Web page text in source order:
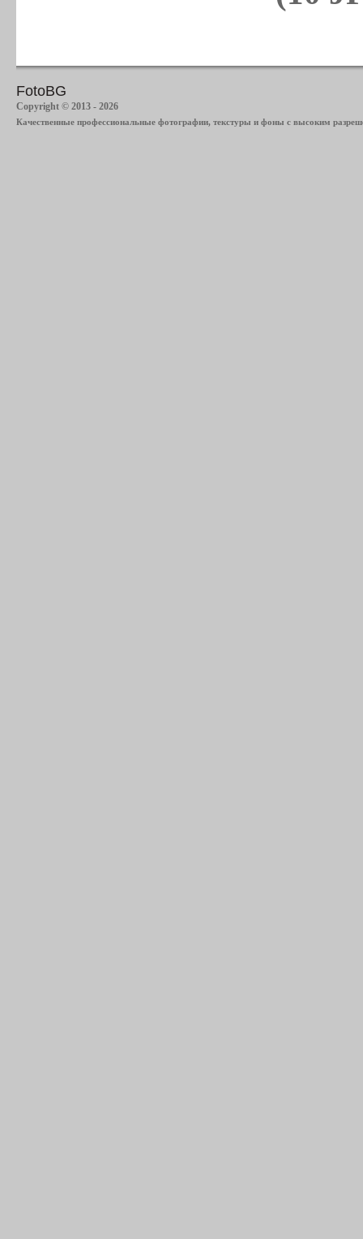
FotoBG
Copyright © 2013 - 2026
Качественные профессиональные фотографии, текстуры и фоны с высоким